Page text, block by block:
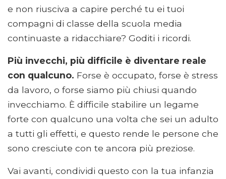
e non riusciva a capire perché tu ei tuoi
compagni di classe della scuola media
continuaste a ridacchiare? Goditi i ricordi.
Più invecchi, più difficile è diventare reale
con qualcuno. Forse è occupato, forse è stress
da lavoro, o forse siamo più chiusi quando
invecchiamo. È difficile stabilire un legame
forte con qualcuno una volta che sei un adulto
a tutti gli effetti, e questo rende le persone che
sono cresciute con te ancora più preziose.
Vai avanti, condividi questo con la tua infanzia